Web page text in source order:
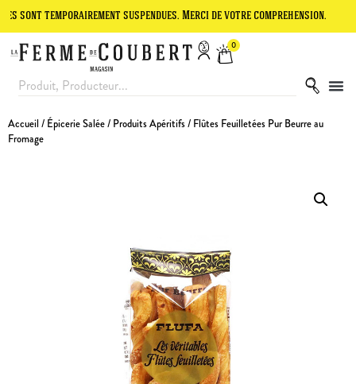
suspendues. Merci de votre compréhension. Le site
0
Accueil / Épicerie Salée/ Produits Apéritifs/ Flûtes Feuilletées Pur Beurre au
Fromage